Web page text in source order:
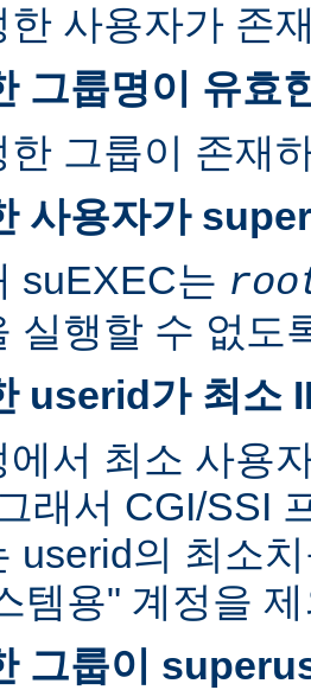
한 사용자가 존
그룹명이 유효
한 그룹이 존재
사용자가
suEXEC는
실행할 수 없도
userid가 최소
에서 최소 사용
래서 CGI/SSI
userid의 최소
템용" 계정을
그룹이